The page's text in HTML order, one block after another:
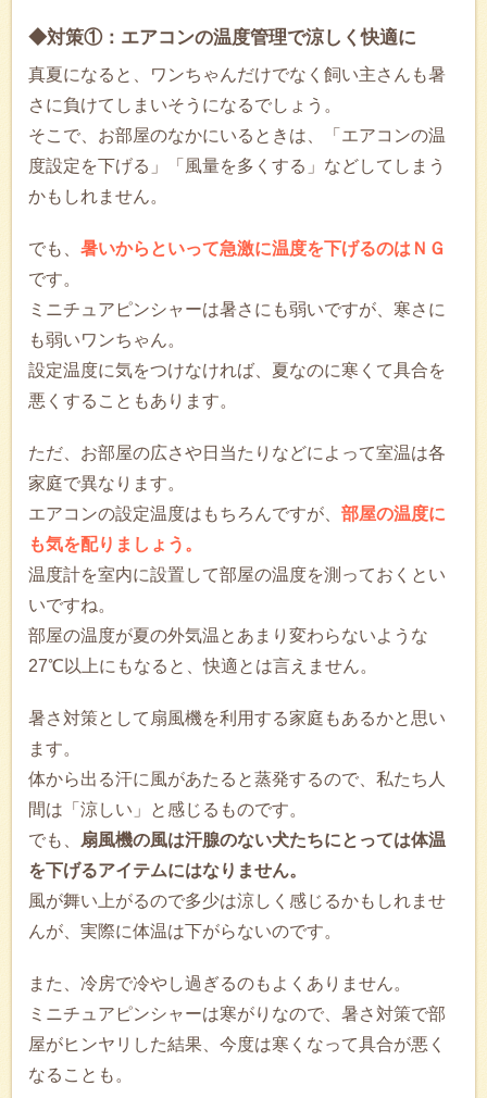
◆対策①：エアコンの温度管理で涼しく快適に
真夏になると、ワンちゃんだけでなく飼い主さんも暑
さに負けてしまいそうになるでしょう。
そこで、お部屋のなかにいるときは、「エアコンの温
度設定を下げる」「風量を多くする」などしてしまう
かもしれません。
でも、 暑いからといって急激に温度を下げるのはＮＧ
です。
ミニチュアピンシャーは暑さにも弱いですが、寒さに
も弱いワンちゃん。
設定温度に気をつけなければ、夏なのに寒くて具合を
悪くすることもあります。
ただ、お部屋の広さや日当たりなどによって室温は各
家庭で異なります。
エアコンの設定温度はもちろんですが、 部屋の温度に
も気を配りましょう。
温度計を室内に設置して部屋の温度を測っておくとい
いですね。
部屋の温度が夏の外気温とあまり変わらないような
27℃以上にもなると、快適とは言えません。
暑さ対策として扇風機を利用する家庭もあるかと思い
ます。
体から出る汗に風があたると蒸発するので、私たち人
間は「涼しい」と感じるものです。
でも、 扇風機の風は汗腺のない犬たちにとっては体温
を下げるアイテムにはなりません。
風が舞い上がるので多少は涼しく感じるかもしれませ
んが、実際に体温は下がらないのです。
また、冷房で冷やし過ぎるのもよくありません。
ミニチュアピンシャーは寒がりなので、暑さ対策で部
屋がヒンヤリした結果、今度は寒くなって具合が悪く
なることも。